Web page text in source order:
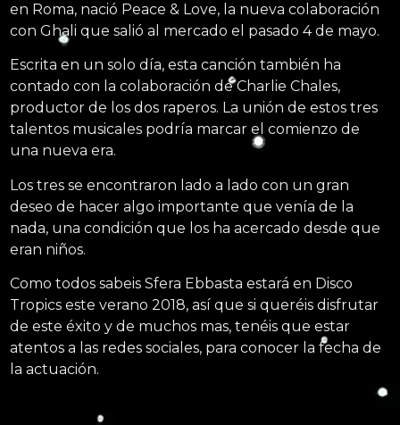
en Roma, nació Peace & Love, la nueva colaboración
con Ghali que salió al mercado el pasado 4 de mayo.
Escrita en un solo día, esta canción también ha
contado con la colaboración de Charlie Chales,
productor de los dos raperos. La unión de estos tres
talentos musicales podría marcar el comienzo de
una nueva era.
Los tres se encontraron lado a lado con un gran
deseo de hacer algo importante que venía de la
nada, una condición que los ha acercado desde que
eran niños.
Como todos sabeis Sfera Ebbasta estará en Disco
Tropics este verano 2018, así que si queréis disfrutar
de este éxito y de muchos mas, tenéis que estar
atentos a las redes sociales, para conocer la fecha de
la actuación.